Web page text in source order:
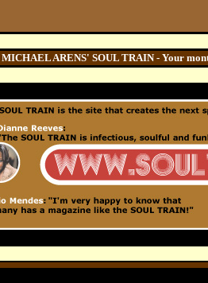
MICHAEL ARENS' SOUL TRAIN - Your